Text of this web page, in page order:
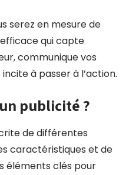
serez en mesure de
qui capte
communique vos
à passer à l’action.
publicité ?
de différentes
caractéristiques et de
éléments clés pour